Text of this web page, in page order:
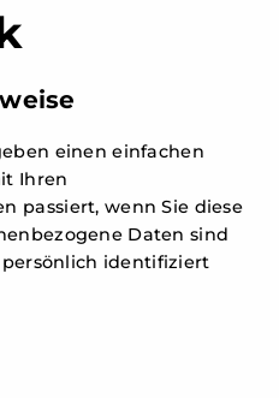
einen einfachen
Ihren
passiert, wenn Sie diese
Daten sind
identifiziert